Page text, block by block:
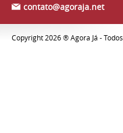
contato@agoraja.net
Copyright 2026 ® Agora Já -